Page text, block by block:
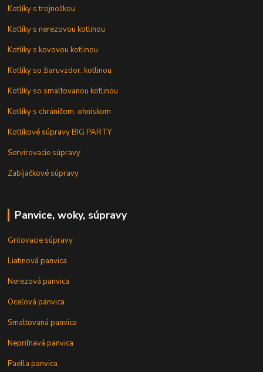
Kotlíky s trojnožkou
Kotlíky s nerezovou kotlinou
Kotlíky s kovovou kotlinou
Kotlíky so žiaruvzdor. kotlinou
Kotlíky so smaltovanou kotlinou
Kotlíky s chráničom, ohniskom
Kotlíkové súpravy BIG PARTY
Servírovacie súpravy
Zabíjačkové súpravy
Panvice, woky, súpravy
Grilovacie súpravy
Liatinová panvica
Nerezová panvica
Oceľová panvica
Smaltovaná panvica
Nepriľnavá panvica
Paella panvica